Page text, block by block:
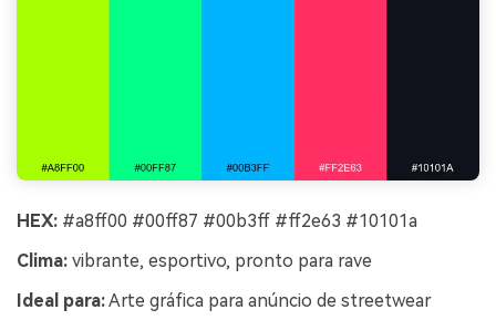
HEX: #a8ff00 #00ff87 #00b3ff #ff2e63 #10101a
Clima: vibrante, esportivo, pronto para rave
Ideal para:Arte gráfica para anúncio de streetwear